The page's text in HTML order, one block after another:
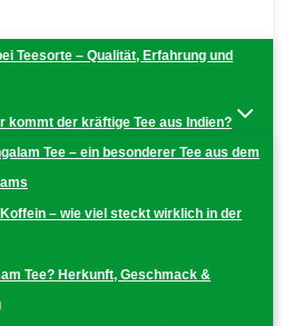
Teesorte – Qualität, Erfahrung und
kommt der kräftige Tee aus Indien?
Tee – ein besonderer Tee aus dem
– wie viel steckt wirklich in der
Tee? Herkunft, Geschmack &